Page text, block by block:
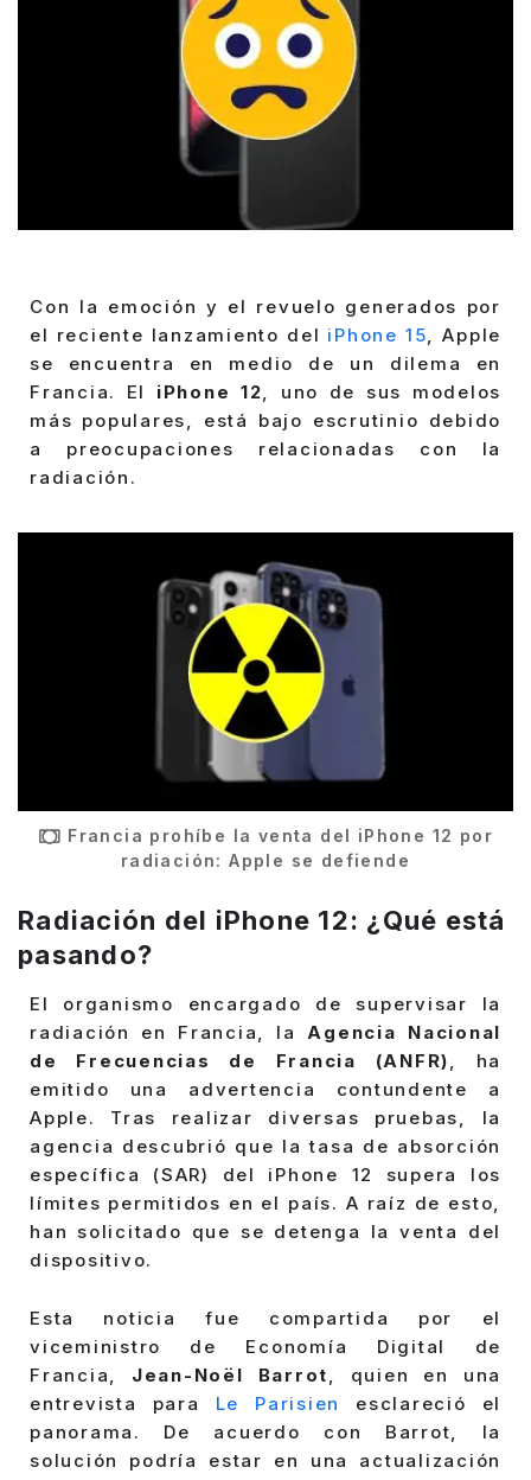
Con la emoción y el revuelo generados por
el reciente lanzamiento del iPhone 15, Apple
se encuentra en medio de un dilema en
Francia. El iPhone 12, uno de sus modelos
más populares, está bajo escrutinio debido
a preocupaciones relacionadas con la
radiación.
Francia prohíbe la venta del iPhone 12 por
radiación: Apple se defiende
Radiación del iPhone 12: ¿Qué está
pasando?
El organismo encargado de supervisar la
radiación en Francia, laAgencia Nacional
de Frecuencias de Francia (ANFR), ha
emitido una advertencia contundente a
Apple. Tras realizar diversas pruebas, la
agencia descubrió que la tasa de absorción
específica (SAR) del iPhone 12 supera los
límites permitidos en el país. A raíz de esto,
han solicitado que se detenga la venta del
dispositivo.
Esta noticia fue compartida por el
viceministro de Economía Digital de
Francia, Jean-Noël Barrot, quien en una
entrevista para Le Parisien
esclareció el
panorama. De acuerdo con Barrot, la
solución podría estar en una actualización